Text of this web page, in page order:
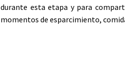
durante esta etapa y para
momentos de esparcimiento,